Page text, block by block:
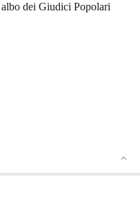
dei Giudici Popolari